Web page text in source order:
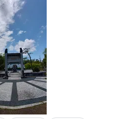
入れているので、鯉以外に
見かけたことがあります。 新